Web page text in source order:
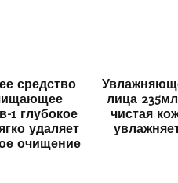
средство
1 глубокое
удаляет
очищение
лица
чистая